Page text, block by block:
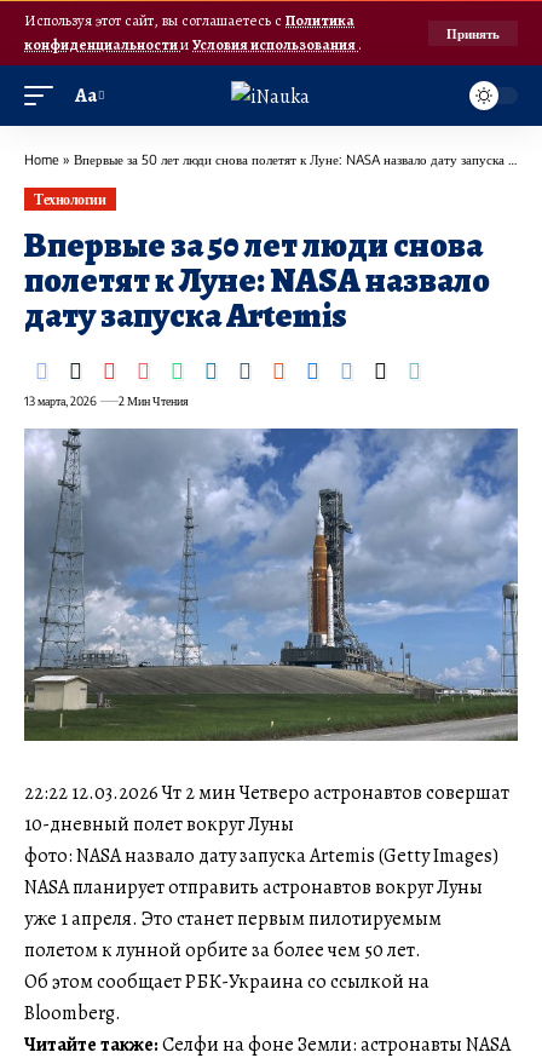
Используя этот сайт, вы соглашаетесь с Политика
конфиденциальностииУсловия использования.
Принять
Аа
Home » Впервые за 50 лет люди снова полетят к Луне: NASA назвало дату запуска Artemis
Технологии
Впервые за 50 лет люди снова
полетят к Луне: NASA назвало
дату запуска Artemis
13 марта, 2026 2 Мин Чтения
22:22 12.03.2026 Чт 2 мин Четверо астронавтов совершат
10-дневный полет вокруг Луны
фото: NASA назвало дату запуска Artemis (Getty Images)
NASA планирует отправить астронавтов вокруг Луны
уже 1 апреля. Это станет первым пилотируемым
полетом к лунной орбите за более чем 50 лет.
Об этом сообщает РБК-Украина со ссылкой на
Bloomberg.
Читайте также:Селфи на фоне Земли: астронавты NASA